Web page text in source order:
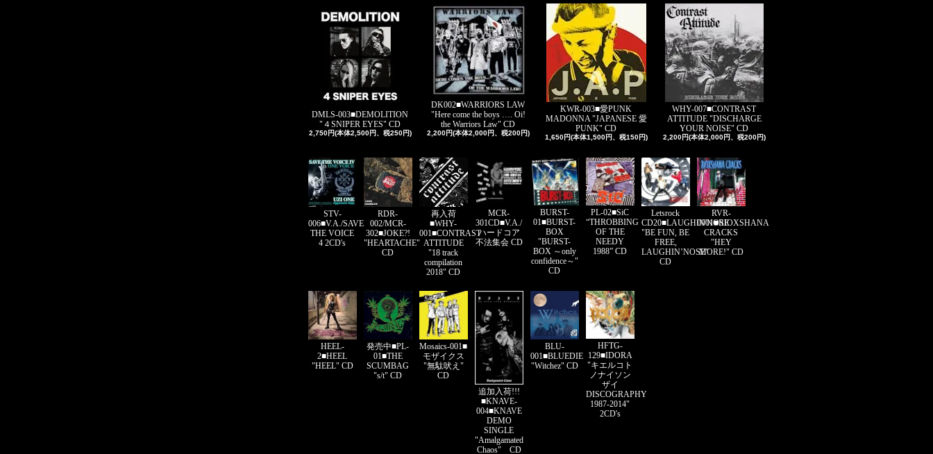
DMLS-003■DEMOLITION
"４SNIPER EYES" CD
2,750円(本体2,500円、税250円)
DK002■WARRIORS LAW
"Here come the boys …. Oi!
the Warriors Law" CD
2,200円(本体2,000円、税200円)
KWR-003■愛PUNK
MADONNA "JAPANESE 愛
PUNK" CD
1,650円(本体1,500円、税150円)
WHY-007■CONTRAST
ATTITUDE "DISCHARGE
YOUR NOISE" CD
2,200円(本体2,000円、税200円)
STV-
006■V.A./SAVE
THE VOICE
4 2CD's
RDR-
002/MCR-
302■JOKE?!
"HEARTACHE"
CD
再入荷
■WHY-
001■CONTRAST
ATTITUDE
"18 track
compilation
2018" CD
MCR-
301CD■V.A./
ハードコア
不法集会 CD
BURST-
01■BURST-
BOX
"BURST-
BOX ～only
confidence～"
CD
PL-02■SiC
“THROBBING
OF THE
NEEDY
1988” CD
Letsrock
CD20■LAUGHIN'NOSE
"BE FUN, BE
FREE,
LAUGHIN’NOSE"
CD
RVR-
0001■RIOXSHANA
CRACKS
"HEY
MORE!" CD
HEEL-
2■HEEL
"HEEL" CD
発売中■PL-
01■THE
SCUMBAG
"s/t" CD
Mosaics-001■
モザイクス
"無駄吠え"
CD
追加入荷!!!
■KNAVE-
004■KNAVE
DEMO
SINGLE
"Amalgamated
Chaos" CD
BLU-
001■BLUEDIE
"Witchez" CD
HFTG-
129■IDORA
"キエルコト
ノナイソン
ザイ
DISCOGRAPHY
1987-2014"
2CD's